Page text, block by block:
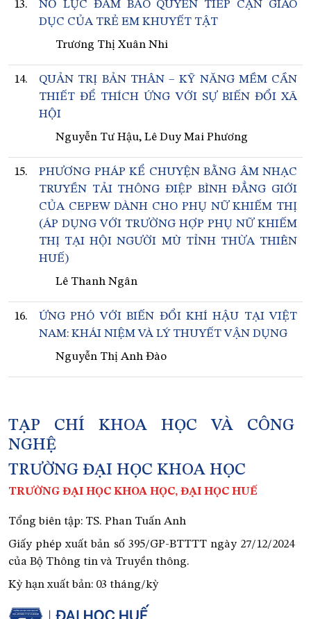
13.
NỖ LỰC ĐẢM BẢO QUYỀN TIẾP CẬN GIÁO
DỤC CỦA TRẺ EM KHUYẾT TẬT
Trương Thị Xuân Nhi
14.
QUẢN TRỊ BẢN THÂN – KỸ NĂNG MỀM CẦN
THIẾT ĐỂ THÍCH ỨNG VỚI SỰ BIẾN ĐỔI XÃ
HỘI
Nguyễn Tư Hậu, Lê Duy Mai Phương
15.
PHƯƠNG PHÁP KỂ CHUYỆN BẰNG ÂM NHẠC
TRUYỀN TẢI THÔNG ĐIỆP BÌNH ĐẲNG GIỚI
CỦA CEPEW DÀNH CHO PHỤ NỮ KHIẾM THỊ
(ÁP DỤNG VỚI TRƯỜNG HỢP PHỤ NỮ KHIẾM
THỊ TẠI HỘI NGƯỜI MÙ TỈNH THỪA THIÊN
HUẾ)
Lê Thanh Ngân
16.
ỨNG PHÓ VỚI BIẾN ĐỔI KHÍ HẬU TẠI VIỆT
NAM: KHÁI NIỆM VÀ LÝ THUYẾT VẬN DỤNG
Nguyễn Thị Anh Đào
TẠP CHÍ KHOA HỌC VÀ CÔNG
NGHỆ
TRƯỜNG ĐẠI HỌC KHOA HỌC
TRƯỜNG ĐẠI HỌC KHOA HỌC, ĐẠI HỌC HUẾ
Tổng biên tập: TS. Phan Tuấn Anh
Giấy phép xuất bản số 395/GP-BTTTT ngày 27/12/2024
của Bộ Thông tin và Truyền thông.
Kỳ hạn xuất bản: 03 tháng/kỳ